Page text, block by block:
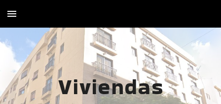
Skip to main content
Viviendas